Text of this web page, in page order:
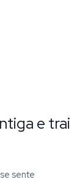
e trai
sente